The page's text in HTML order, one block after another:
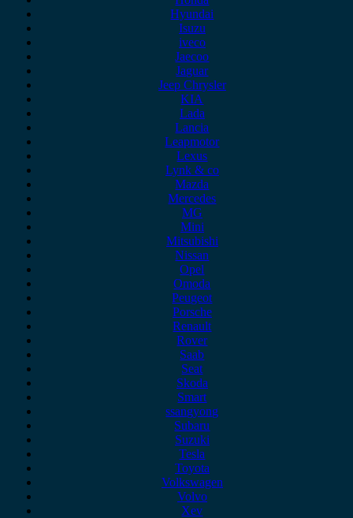
Hyundai
Isuzu
iveco
Jaecoo
Jaguar
Jeep Chrysler
KIA
Lada
Lancia
Leapmotor
Lexus
Lynk & co
Mazda
Mercedes
MG
Mini
Mitsubishi
Nissan
Opel
Omoda
Peugeot
Porsche
Renault
Rover
Saab
Seat
Skoda
Smart
ssangyong
Subaru
Suzuki
Tesla
Toyota
Volkswagen
Volvo
Xev